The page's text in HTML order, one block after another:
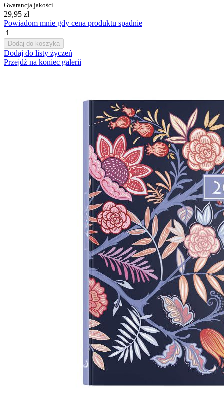
Gwarancja jakości
29,95 zł
Powiadom mnie gdy cena produktu spadnie
Dodaj do koszyka
Dodaj do listy życzeń
Przejdź na koniec galerii